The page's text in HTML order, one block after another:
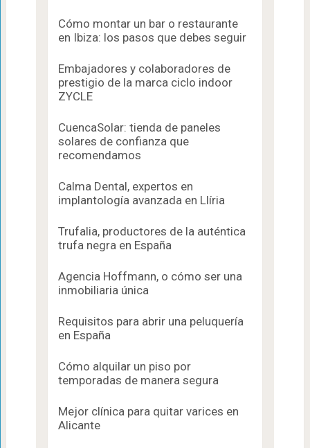
Cómo montar un bar o restaurante
en Ibiza: los pasos que debes seguir
Embajadores y colaboradores de
prestigio de la marca ciclo indoor
ZYCLE
CuencaSolar: tienda de paneles
solares de confianza que
recomendamos
Calma Dental, expertos en
implantología avanzada en Llíria
Trufalia, productores de la auténtica
trufa negra en España
Agencia Hoffmann, o cómo ser una
inmobiliaria única
Requisitos para abrir una peluquería
en España
Cómo alquilar un piso por
temporadas de manera segura
Mejor clínica para quitar varices en
Alicante